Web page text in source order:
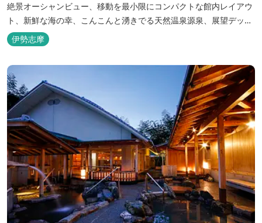
絶景オーシャンビュー、移動を最小限にコンパクトな館内レイアウ
ト、新鮮な海の幸、こんこんと湧きでる天然温泉源泉、展望デッ
キ〜いじか灯台テラス〜からの眺望が自慢のリトリートホテル。
伊勢志摩